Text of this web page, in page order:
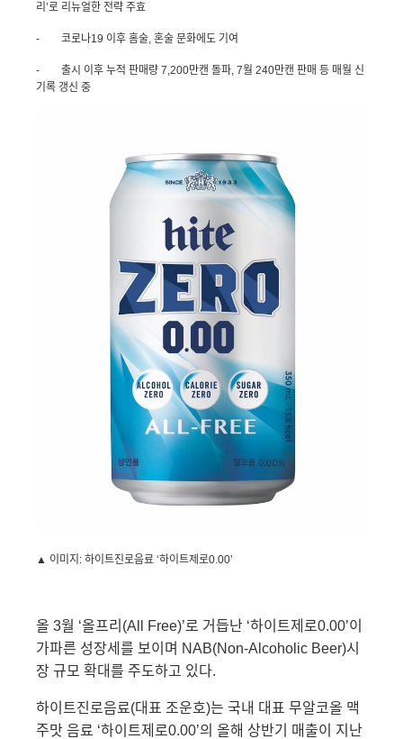
리’로 리뉴얼한 전략 주효
- 코로나19 이후 홈술, 혼술 문화에도 기여
- 출시 이후 누적 판매량 7,200만캔 돌파, 7월 240만캔 판매 등 매월 신
기록 갱신 중
▲ 이미지 : 하이트진로음료 ‘하이트제로0.00’
올 3월 ‘올프리 (All Free)’로 거듭난 ‘하이트제로0.00’이
가파른 성장세를 보이며 NAB(Non-Alcoholic Beer)시
장 규모 확대를 주도하고 있다.
하이트진로음료(대표 조운호)는 국내 대표 무알코올 맥
주맛 음료 ‘하이트제로0.00’의 올해 상반기 매출이 지난